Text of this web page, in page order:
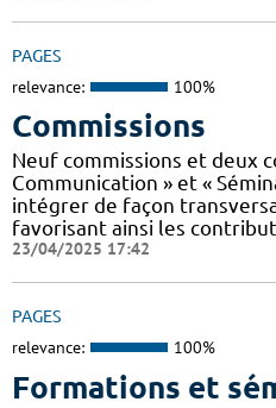
PAGES
relevance: 100%
Commissions
Neuf commissions et deux
Communication » et «
intégrer de façon
favorisant ainsi les
23/04/2025 17:42
PAGES
relevance: 100%
Formations et